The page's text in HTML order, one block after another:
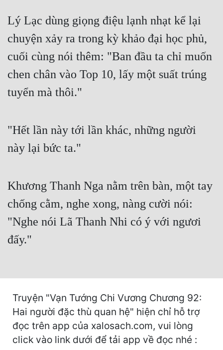
Cạnh Kỹ
Cổ Tiên Hiệp
Cổ Đại
Du Hí
Dã Sử
Góc Nhìn Nam
Góc Nhìn Nữ
Huyền Huyễn
Huyền Nghi
Hài Hước
Hệ Thống
Học Đường
Khoa Huyễn
Lý Lạc dùng giọng điệu lạnh nhạt kể lại
chuyện xảy ra trong kỳ khảo đại học phủ,
cuối cùng nói thêm: "Ban đầu ta chỉ muốn
chen chân vào Top 10, lấy một suất trúng
tuyển mà thôi."
"Hết lần này tới lần khác, những người
này lại bức ta."
Khương Thanh Nga nằm trên bàn, một tay
chống cằm, nghe xong, nàng cười nói:
"Nghe nói Lã Thanh Nhi có ý với ngươi
đấy."
Truyện "Vạn Tướng Chi Vương Chương 92:
Hai người đặc thù quan hệ" hiện chỉ hỗ trợ
đọc trên app của xalosach.com, vui lòng
click vào link dưới để tải app về đọc nhé :